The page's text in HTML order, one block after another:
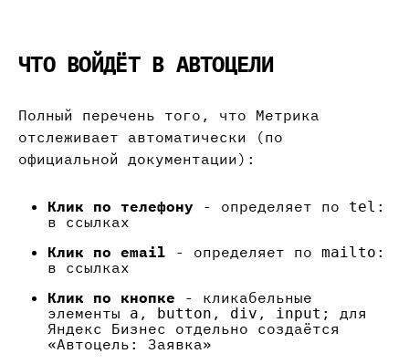
ЧТО ВОЙДЁТ В АВТОЦЕЛИ
Полный перечень того, что Метрика
отслеживает автоматически (по
официальной документации):
Клик по телефону - определяет по tel:
в ссылках
Клик по email - определяет по mailto:
в ссылках
Клик по кнопке - кликабельные
элементы a , button , div , input ; для
Яндекс Бизнес отдельно создаётся
«Автоцель: Заявка»